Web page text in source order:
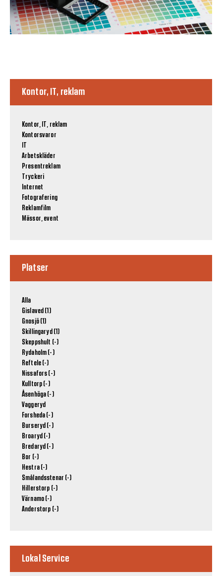
Kontor, IT, reklam
Kontor, IT, reklam
Kontorsvaror
IT
Arbetskläder
Presentreklam
Tryckeri
Internet
Fotografering
Reklamfilm
Mässor, event
Platser
Alla
Gislaved (1)
Gnosjö (1)
Skillingaryd (1)
Skeppshult (-)
Rydaholm (-)
Reftele (-)
Nissafors (-)
Kulltorp (-)
Åsenhöga (-)
Vaggeryd
Forsheda (-)
Burseryd (-)
Broaryd (-)
Bredaryd (-)
Bor (-)
Hestra (-)
Smålandsstenar (-)
Hillerstorp (-)
Värnamo (-)
Anderstorp (-)
Lokal Service